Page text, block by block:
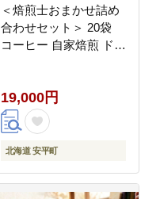
＜焙煎士おまかせ詰め
合わせセット＞ 20袋
コーヒー 自家焙煎 ドリ
海道 安平町 安平
19,000円
北海道 安平町